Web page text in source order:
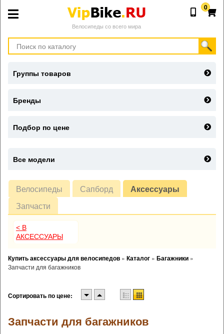
Велосипеды со всего мира
0
Велосипеды Сапборд
Аксессуары
Запчасти
< В
АКСЕССУАРЫ
Купить аксессуары для велосипедов » Каталог » Багажники »
Запчасти для багажников
Сортировать по цене:
Запчасти для багажников
Группы товаров
Бренды
Подбор по цене
Все модели